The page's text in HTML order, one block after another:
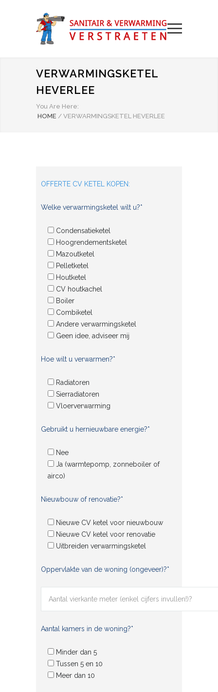
VERWARMINGSKETEL
HEVERLEE
You Are Here:
HOME / VERWARMINGSKETEL HEVERLEE
OFFERTE CV KETEL KOPEN:
Welke verwarmingsketel wilt u?*
Condensatieketel
Hoogrendementsketel
Mazoutketel
Pelletketel
Houtketel
CV houtkachel
Boiler
Combiketel
Andere verwarmingsketel
Geen idee, adviseer mij
Hoe wilt u verwarmen?*
Radiatoren
Sierradiatoren
Vloerverwarming
Gebruikt u hernieuwbare energie?*
Nee
Ja (warmtepomp, zonneboiler of
airco)
Nieuwbouw of renovatie?*
Nieuwe CV ketel voor nieuwbouw
Nieuwe CV ketel voor renovatie
Uitbreiden verwarmingsketel
Oppervlakte van de woning (ongeveer)?*
Aantal kamers in de woning?*
Minder dan 5
Tussen 5 en 10
Meer dan 10